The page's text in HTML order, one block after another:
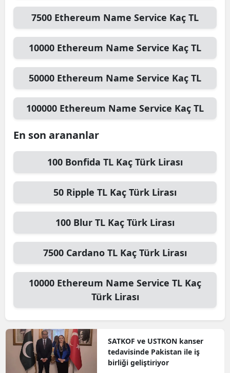
7500 Ethereum Name Service Kaç TL
10000 Ethereum Name Service Kaç TL
50000 Ethereum Name Service Kaç TL
100000 Ethereum Name Service Kaç TL
En son arananlar
100 Bonfida TL Kaç Türk Lirası
50 Ripple TL Kaç Türk Lirası
100 Blur TL Kaç Türk Lirası
7500 Cardano TL Kaç Türk Lirası
10000 Ethereum Name Service TL Kaç
Türk Lirası
SATKOF ve USTKON kanser
tedavisinde Pakistan ile iş
birliği geliştiriyor